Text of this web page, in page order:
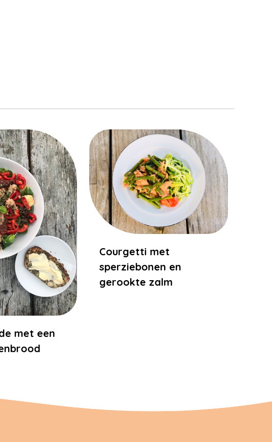
met een
Courgetti met
sperziebonen en
gerookte zalm